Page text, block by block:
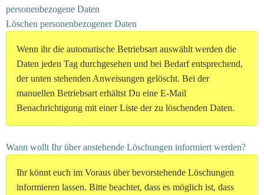
personenbezogene Daten
Löschen personenbezogener Daten
Wenn ihr die automatische Betriebsart auswählt werden die
Daten jeden Tag durchgesehen und bei Bedarf entsprechend,
der unten stehenden Anweisungen gelöscht. Bei der
manuellen Betriebsart erhältst Du eine E-Mail
Benachrichtigung mit einer Liste der zu löschenden Daten.
Wann wollt Ihr über anstehende Löschungen informiert werden?
Ihr könnt euch im Voraus über bevorstehende Löschungen
informieren lassen. Bitte beachtet, dass es möglich ist, dass